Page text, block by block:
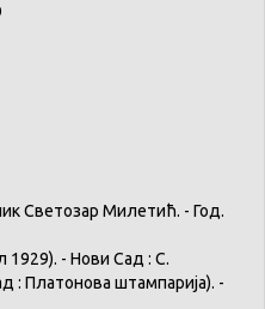
Светозар Милетић. - Год.
1929). - Нови Сад : С.
: Платонова штампарија). -